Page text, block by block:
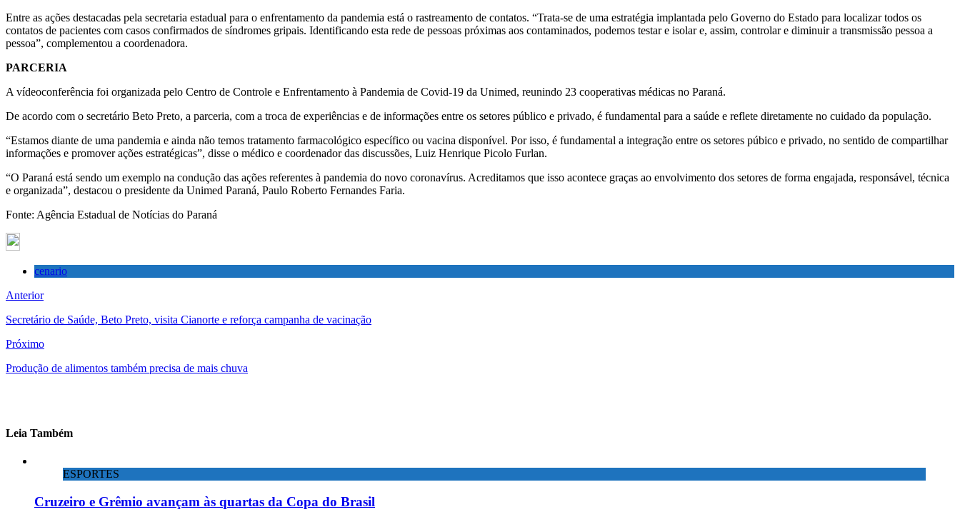
Entre as ações destacadas pela secretaria estadual para o enfrentamento da pandemia está o rastreamento de contatos. “Trata-se de uma estratégia implantada pelo Governo do Estado para localizar todos os
contatos de pacientes com casos confirmados de síndromes gripais. Identificando esta rede de pessoas próximas aos contaminados, podemos testar e isolar e, assim, controlar e diminuir a transmissão pessoa a
pessoa”, complementou a coordenadora.
PARCERIA
A vídeoconferência foi organizada pelo Centro de Controle e Enfrentamento à Pandemia de Covid-19 da Unimed, reunindo 23 cooperativas médicas no Paraná.
De acordo com o secretário Beto Preto, a parceria, com a troca de experiências e de informações entre os setores público e privado, é fundamental para a saúde e reflete diretamente no cuidado da população.
“Estamos diante de uma pandemia e ainda não temos tratamento farmacológico específico ou vacina disponível. Por isso, é fundamental a integração entre os setores púbico e privado, no sentido de compartilhar
informações e promover ações estratégicas”, disse o médico e coordenador das discussões, Luiz Henrique Picolo Furlan.
“O Paraná está sendo um exemplo na condução das ações referentes à pandemia do novo coronavírus. Acreditamos que isso acontece graças ao envolvimento dos setores de forma engajada, responsável, técnica
e organizada”, destacou o presidente da Unimed Paraná, Paulo Roberto Fernandes Faria.
Fonte: Agência Estadual de Notícias do Paraná
cenario
Anterior
Secretário de Saúde, Beto Preto, visita Cianorte e reforça campanha de vacinação
Próximo
Produção de alimentos também precisa de mais chuva
Leia Também
ESPORTES
Cruzeiro e Grêmio avançam às quartas da Copa do Brasil